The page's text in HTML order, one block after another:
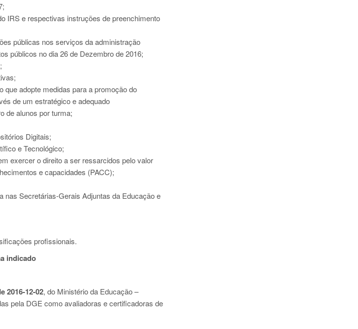
IRS e respectivas instruções de preenchimento
públicas nos serviços da administração
públicos no dia 26 de Dezembro de 2016;
adopte medidas para a promoção do
de um estratégico e adequado
de alunos por turma;
Digitais;
e Tecnológico;
exercer o direito a ser ressarcidos pelo valor
e capacidades (PACC);
nas Secretárias-Gerais Adjuntas da Educação e
profissionais.
indicado
2016-12-02, do Ministério da Educação –
pela DGE como avaliadoras e certificadoras de